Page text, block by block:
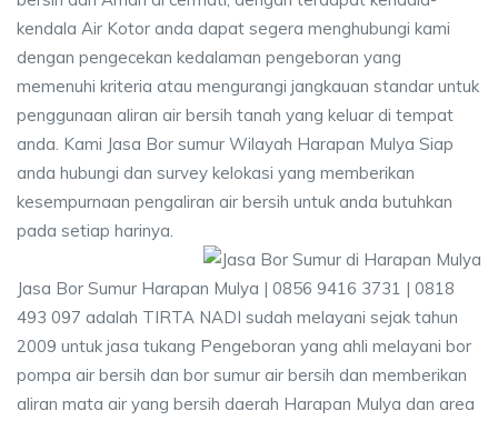
kendala Air Kotor anda dapat segera menghubungi kami
dengan pengecekan kedalaman pengeboran yang
memenuhi kriteria atau mengurangi jangkauan standar untuk
penggunaan aliran air bersih tanah yang keluar di tempat
anda. Kami Jasa Bor sumur Wilayah Harapan Mulya Siap
anda hubungi dan survey kelokasi yang memberikan
kesempurnaan pengaliran air bersih untuk anda butuhkan
pada setiap harinya.
Jasa Bor Sumur Harapan Mulya | 0856 9416 3731 | 0818
493 097 adalah TIRTA NADI sudah melayani sejak tahun
2009 untuk jasa tukang Pengeboran yang ahli melayani bor
pompa air bersih dan bor sumur air bersih dan memberikan
aliran mata air yang bersih daerah Harapan Mulya dan area